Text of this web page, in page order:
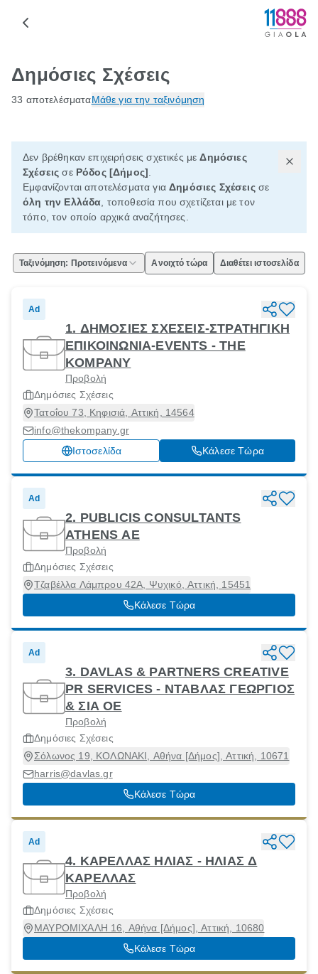
Δημόσιες Σχέσεις
33 αποτελέσματαΜάθε για την ταξινόμηση
Δεν βρέθηκαν επιχειρήσεις σχετικές μεΔημόσιες
Σχέσεις σε Ρόδος [Δήμος]
Εμφανίζονται αποτελέσματα γιαΔημόσιες Σχέσειςσε
όλη την Ελλάδα , τοποθεσία που σχετίζεται με τον
τόπο, τον οποίο αρχικά αναζήτησες.
Ταξινόμηση: Προτεινόμενα Ανοιχτό τώρα Διαθέτει ιστοσελίδα
Ad
1. ΔΗΜΟΣΙΕΣ ΣΧΕΣΕΙΣ-ΣΤΡΑΤΗΓΙΚΗ
ΕΠΙΚΟΙΝΩΝΙΑ-EVENTS - THE
KOMPANY
Προβολή
Δημόσιες Σχέσεις
Τατοΐου 73, Κηφισιά, Αττική, 14564
info@thekompany.gr
Ιστοσελίδα
Κάλεσε Τώρα
Ad
2. PUBLICIS CONSULTANTS
ATHENS ΑΕ
Προβολή
Δημόσιες Σχέσεις
Τζαβέλλα Λάμπρου 42Α, Ψυχικό, Αττική, 15451
Κάλεσε Τώρα
Ad
3. DAVLAS & PARTNERS CREATIVE
PR SERVICES - ΝΤΑΒΛΑΣ ΓΕΩΡΓΙΟΣ
& ΣΙΑ ΟΕ
Προβολή
Δημόσιες Σχέσεις
Σόλωνος 19, ΚΟΛΩΝΑΚΙ, Αθήνα [Δήμος], Αττική, 10671
harris@davlas.gr
Κάλεσε Τώρα
Ad
4. ΚΑΡΕΛΛΑΣ ΗΛΙΑΣ - ΗΛΙΑΣ Δ
ΚΑΡΕΛΛΑΣ
Προβολή
Δημόσιες Σχέσεις
ΜΑΥΡΟΜΙΧΑΛΗ 16, Αθήνα [Δήμος], Αττική, 10680
Κάλεσε Τώρα